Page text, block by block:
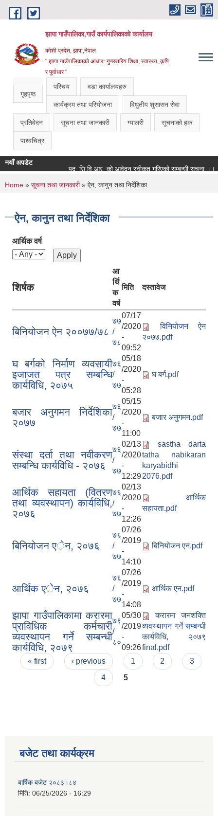
Skip to main content
झापा गाउँपालिका,गाउँ कार्यपालिकाको कार्यालय
कोशी प्रदेश, झापा,नेपाल
" झापा गाउँपालिकाको आधारः गुणस्तरिय शिक्षा, स्वास्थ्य, कृषि
र पुर्वाधार "
गृहपृष्ठ
परिचय वडा कार्यालयहरु
कार्यक्रम तथा परियोजना विधुतीय शुसासन सेवा
प्रतिवेदन सूचना तथा जानकारी ग्यालरी सूचनाको हक
पाश्वचित्र
नयाँ अपडेट
पद: सि.वि.आर. को आवेदन स्वीकृत गरिएको सम्बन्धी सूचना ।।
You are here
Home » सूचना तथा जानकारी» ऐन, कानुन तथा निर्देशिका
ऐन, कानुन तथा निर्देशिका
आर्थिक वर्ष
शिर्षक
आ
र्थि
क
वर्ष
मिति दस्तावेज
बिनियोजन ऐन २००७७/७८
७७
/
७८
07/17
/2020
-
09:52
विनियोजन ऐन
२०७७.pdf
घ बर्गको निर्माण व्यवसायी
इजाजत पत्र सम्बन्धि
कार्यविधि, २०७५
७६
/
७७
05/18
/2020
-
05:28
घ बर्ग.pdf
बजार अनुगमन निर्देशिका
२०७७
७६
/
७७
05/15
/2020
-
11:00
बजार अनुगमन.pdf
संस्था दर्ता तथा नवीकरण
सम्बन्धि कार्यविधि - २०७६
७६
/
७७
02/13
/2020
-
12:29
sastha darta
tatha nabikaran
karyabidhi
2076.pdf
आर्थिक सहायता (वितरण
तथा व्यवस्थापन) कार्यविधि,
२०७६
७६
/
७७
02/13
/2020
-
12:26
आर्थिक
सहायता.pdf
बिनियोजन एेन, २०७६
७६
/
७७
07/26
/2019
-
14:10
बिनियोजन एन.pdf
आर्थिक एेन, २०७६
७६
/
७७
07/26
/2019
-
14:08
आर्थिक एन.pdf
झापा गाउँपालिकामा करारमा
प्राविधिक कर्मचारी
व्यवस्थापन गर्ने सम्बन्धी
कार्यविधि, २०७९
७९
/
८०
05/30
/2019
-
09:26
करारमा जनशक्ति
व्यवस्थापन गर्ने सम्बन्धी
कार्यविधि, २०७९
final.pdf
Pages
« first ‹ previous 1 2
3
4
5
बजेट तथा कार्यक्रम
बार्षिक बजेट २०८३।८४
मिति: 06/25/2026 - 16:29